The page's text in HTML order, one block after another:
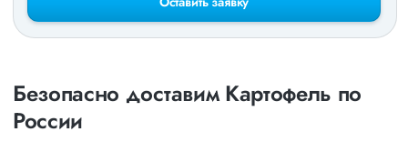
Безопасно доставим Картофель по
России